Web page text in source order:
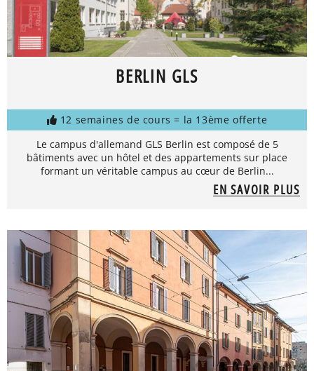
BERLIN GLS
12 semaines de cours = la 13ème offerte
Le campus d'allemand GLS Berlin est composé de 5
bâtiments avec un hôtel et des appartements sur place
formant un véritable campus au cœur de Berlin...
EN SAVOIR PLUS